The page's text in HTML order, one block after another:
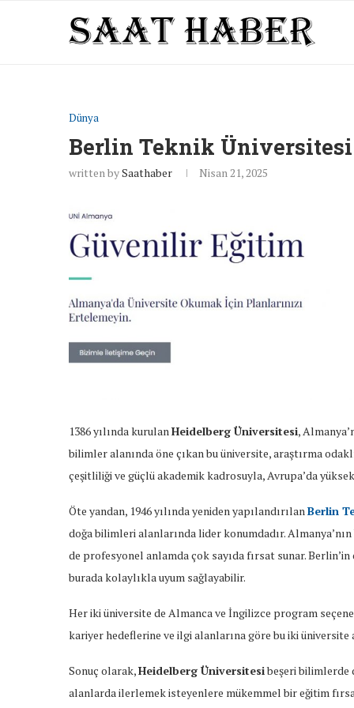
Dünya
Berlin Teknik Üniversitesi
written bySaathaber Nisan 21, 2025
Heidelberg
Üniversitesi
ve
Teknik
Üniversitesi,
Almanya’nın
en
köklü
ve
yükseköğretim
kurumları
1386 yılında kurulanHeidelberg Üniversitesi,
bilimler alanında öne çıkan bu üniversite, araştırma
çeşitliliği ve güçlü akademik kadrosuyla, Avrupa’da
Öte yandan, 1946 yılında yeniden yapılandırılanBerlin
doğa bilimleri alanlarında lider konumdadır.
de profesyonel anlamda çok sayıda fırsat sunar.
burada kolaylıkla uyum sağlayabilir.
Her iki üniversite de Almanca ve İngilizce program
kariyer hedeflerine ve ilgi alanlarına göre bu iki üniversite
Sonuç olarak,Heidelberg Üniversitesibeşeri bilimlerde
alanlarda ilerlemek isteyenlere mükemmel bir eğitim